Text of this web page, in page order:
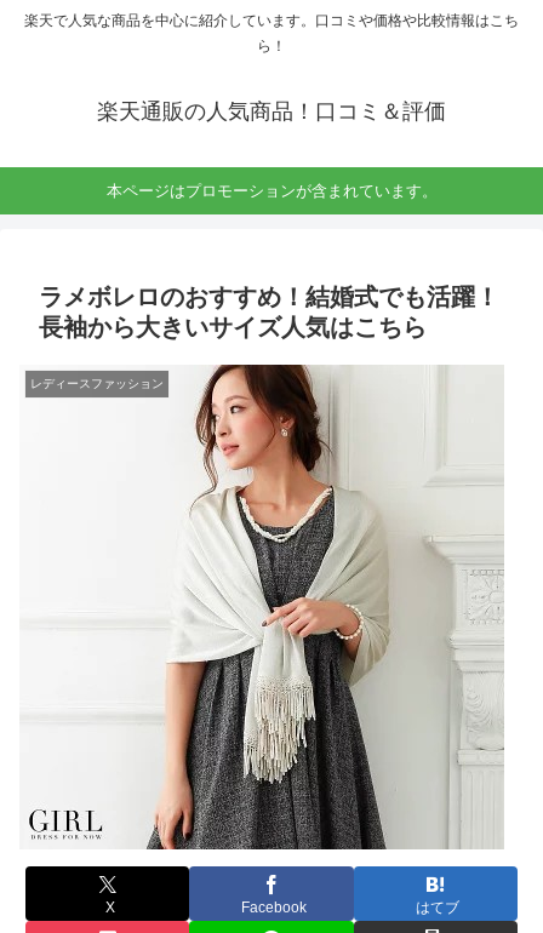
楽天で人気な商品を中心に紹介しています。口コミや価格や比較情報はこち
ら！
楽天通販の人気商品！口コミ＆評価
本ページはプロモーションが含まれています。
ラメボレロのおすすめ！結婚式でも活躍！
長袖から大きいサイズ人気はこちら
レディースファッション
X Facebook はてブ